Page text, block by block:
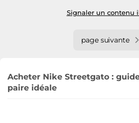
Signaler un contenu
page suivante
Acheter Nike Streetgato :
paire idéale